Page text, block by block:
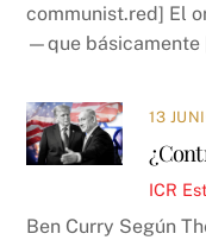
communist.red] El
—que básicamente
13
ICR
Ben Curry Según